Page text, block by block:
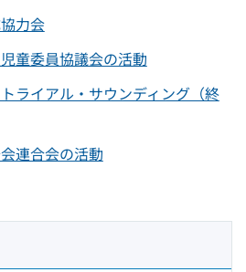
力会
童委員協議会の活動
ライアル・サウンディング（終
連合会の活動